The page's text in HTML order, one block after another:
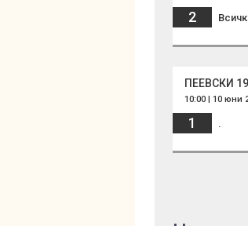
2
ПЕЕВСКИ
10:00 | 10 юни
1 .